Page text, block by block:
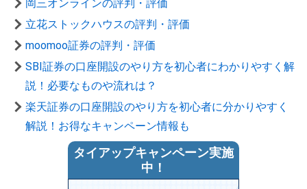
岡三オンラインの評判・評価
立花ストックハウスの評判・評価
moomoo証券の評判・評価
SBI証券の口座開設のやり方を初心者にわかりやすく解
説！必要なものや流れは？
楽天証券の口座開設のやり方を初心者に分かりやすく
解説！お得なキャンペーン情報も
タイアップキャンペーン実施
中！